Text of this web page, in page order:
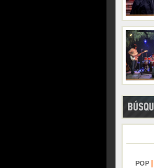
POP|